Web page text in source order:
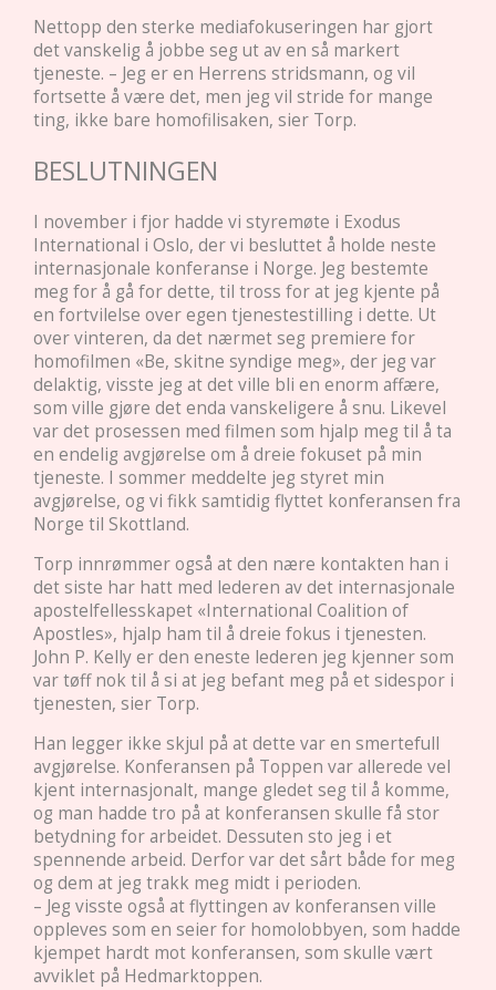
Nettopp den sterke mediafokuseringen har gjort
det vanskelig å jobbe seg ut av en så markert
tjeneste. – Jeg er en Herrens stridsmann, og vil
fortsette å være det, men jeg vil stride for mange
ting, ikke bare homofilisaken, sier Torp.
BESLUTNINGEN
I november i fjor hadde vi styremøte i Exodus
International i Oslo, der vi besluttet å holde neste
internasjonale konferanse i Norge. Jeg bestemte
meg for å gå for dette, til tross for at jeg kjente på
en fortvilelse over egen tjenestestilling i dette. Ut
over vinteren, da det nærmet seg premiere for
homofilmen «Be, skitne syndige meg», der jeg var
delaktig, visste jeg at det ville bli en enorm affære,
som ville gjøre det enda vanskeligere å snu. Likevel
var det prosessen med filmen som hjalp meg til å ta
en endelig avgjørelse om å dreie fokuset på min
tjeneste. I sommer meddelte jeg styret min
avgjørelse, og vi fikk samtidig flyttet konferansen fra
Norge til Skottland.
Torp innrømmer også at den nære kontakten han i
det siste har hatt med lederen av det internasjonale
apostelfellesskapet «International Coalition of
Apostles», hjalp ham til å dreie fokus i tjenesten.
John P. Kelly er den eneste lederen jeg kjenner som
var tøff nok til å si at jeg befant meg på et sidespor i
tjenesten, sier Torp.
Han legger ikke skjul på at dette var en smertefull
avgjørelse. Konferansen på Toppen var allerede vel
kjent internasjonalt, mange gledet seg til å komme,
og man hadde tro på at konferansen skulle få stor
betydning for arbeidet. Dessuten sto jeg i et
spennende arbeid. Derfor var det sårt både for meg
og dem at jeg trakk meg midt i perioden.
– Jeg visste også at flyttingen av konferansen ville
oppleves som en seier for homolobbyen, som hadde
kjempet hardt mot konferansen, som skulle vært
avviklet på Hedmarktoppen.